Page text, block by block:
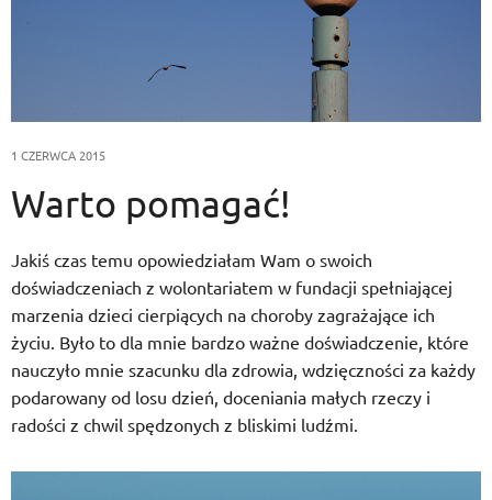
1 CZERWCA 2015
Warto pomagać!
Jakiś czas temu opowiedziałam Wam o swoich
doświadczeniach z wolontariatem w fundacji spełniającej
marzenia dzieci cierpiących na choroby zagrażające ich
życiu. Było to dla mnie bardzo ważne doświadczenie, które
nauczyło mnie szacunku dla zdrowia, wdzięczności za każdy
podarowany od losu dzień, doceniania małych rzeczy i
radości z chwil spędzonych z bliskimi ludźmi.